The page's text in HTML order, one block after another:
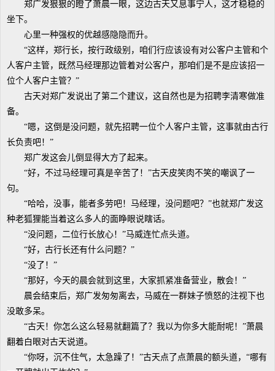
郑广发狠狠的瞪了萧晨一眼，这边古天又息事宁人，这才稳稳的
坐下。
心里一种强权的优越感隐隐而升。
“这样，郑行长，按行政级别，咱们行应该设有对公客户主管和个
人客户主管，既然马经理那边管着对公客户，那咱们是不是应该招一
位个人客户主管？”
古天对郑广发说出了第二个建议，这自然也是为招聘李清寒做准
备。
“嗯，这倒是没问题，就先招聘一位个人客户主管，这事就由古行
长负责吧！”
郑广发这会儿倒显得大方了起来。
“好，不过马经理可真是辛苦了！”古天皮笑肉不笑的嘲讽了一
句。
“哈哈，没事，能者多劳吧！马经理，没问题吧？”也就郑广发这
种老狐狸能当着这么多人的面睁眼说瞎话。
“没问题，二位行长放心！”马威连忙点头道。
“好，古行长还有什么问题？”
“没了！”
“那好，今天的晨会就到这里，大家抓紧准备营业，散会！”
晨会结束后，郑广发匆匆离去，马威在一群妹子愤怒的注视下也
没敢多呆。
“古天！你怎么这么轻易就翻篇了？我以为你多大能耐呢！”萧晨
翻着白眼对古天说道。
“你呀，沉不住气，太急躁了！”古天点了点萧晨的额头道，“哪有